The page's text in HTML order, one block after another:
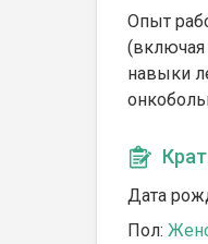
Опыт
(включая
навыки
Дата
Пол: